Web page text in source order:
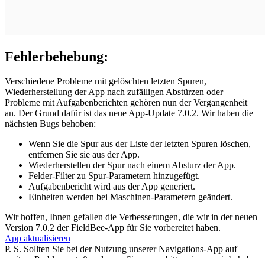
Fehlerbehebung:
Verschiedene Probleme mit gelöschten letzten Spuren,
Wiederherstellung der App nach zufälligen Abstürzen oder
Probleme mit Aufgabenberichten gehören nun der Vergangenheit
an. Der Grund dafür ist das neue App-Update 7.0.2. Wir haben die
nächsten Bugs behoben:
Wenn Sie die Spur aus der Liste der letzten Spuren löschen,
entfernen Sie sie aus der App.
Wiederherstellen der Spur nach einem Absturz der App.
Felder-Filter zu Spur-Parametern hinzugefügt.
Aufgabenbericht wird aus der App generiert.
Einheiten werden bei Maschinen-Parametern geändert.
Wir hoffen, Ihnen gefallen die Verbesserungen, die wir in der neuen
Version 7.0.2 der FieldBee-App für Sie vorbereitet haben.
App aktualisieren
P. S. Sollten Sie bei der Nutzung unserer Navigations-App auf